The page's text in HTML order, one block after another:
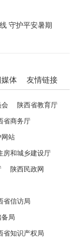
守护平安暑期
媒体 友情链接
陕西省教育厅
省商务厅
网站
房和城乡建设厅
陕西民政网
省信访局
局
省知识产权局